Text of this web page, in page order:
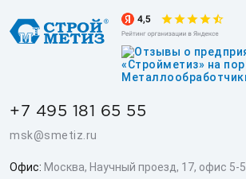
+7 495 181 65 55
msk@smetiz.ru
Офис: Москва, Научный проезд, 17, офис 5-5